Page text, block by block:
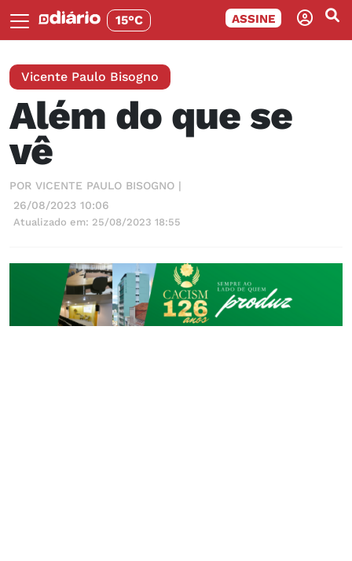
15°C ASSINE
Vicente Paulo Bisogno
Além do que se
vê
POR VICENTE PAULO BISOGNO |
26/08/2023 10:06
Atualizado em: 25/08/2023 18:55